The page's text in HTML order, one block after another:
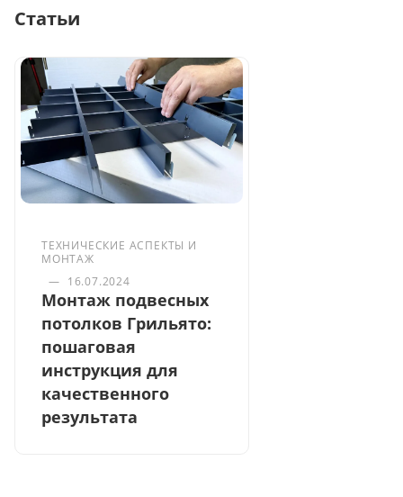
Статьи
ТЕХНИЧЕСКИЕ АСПЕКТЫ И
МОНТАЖ
— 16.07.2024
Монтаж подвесных
потолков Грильято:
пошаговая
инструкция для
качественного
результата